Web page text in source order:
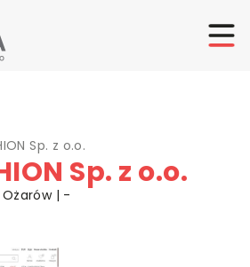
Sp. z o.o.
Sp. z o.o.
Ożarów | -